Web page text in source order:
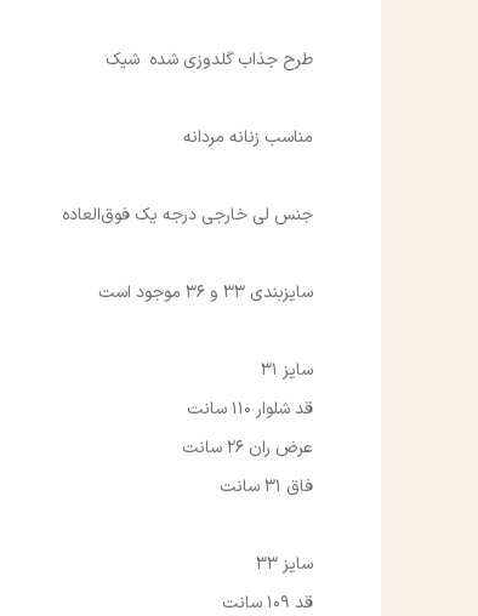
طرح جذاب گلدوزی شده شیک
مناسب زنانه مردانه
جنس لی خارجی درجه یک فوق‌العاده
سایزبندی 33 و 36 موجود است
سایز 31
قد شلوار 110 سانت
عرض ران 26 سانت
فاق 31 سانت
سایز 33
قد 109 سانت